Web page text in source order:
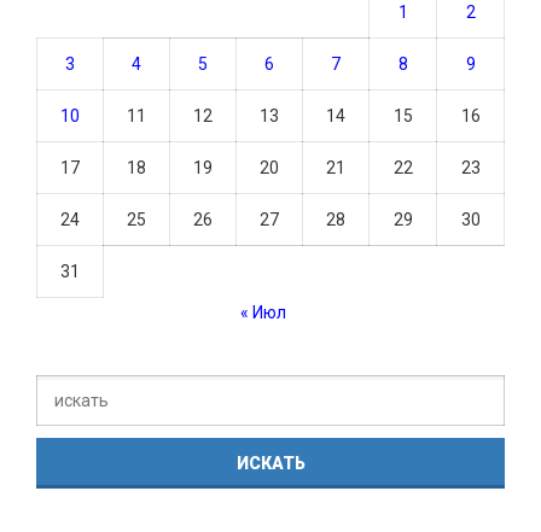
1 2
3 4 5 6 7 8 9
10 11 12 13 14 15 16
17 18 19 20 21 22 23
24 25 26 27 28 29 30
31
« Июл